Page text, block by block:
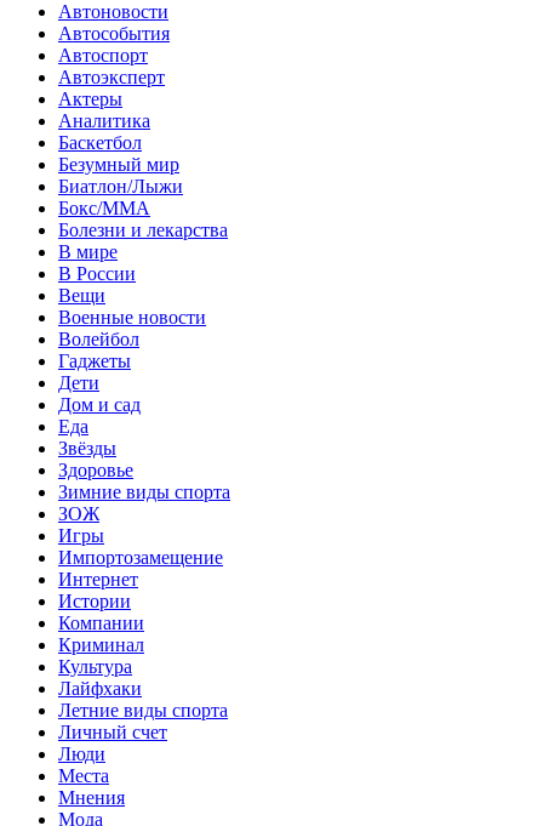
Автоновости
Автособытия
Автоспорт
Автоэксперт
Актеры
Аналитика
Баскетбол
Безумный мир
Биатлон/Лыжи
Бокс/MMA
Болезни и лекарства
В мире
В России
Вещи
Военные новости
Волейбол
Гаджеты
Дети
Дом и сад
Еда
Звёзды
Здоровье
Зимние виды спорта
ЗОЖ
Игры
Импортозамещение
Интернет
Истории
Компании
Криминал
Культура
Лайфхаки
Летние виды спорта
Личный счет
Люди
Места
Мнения
Мода